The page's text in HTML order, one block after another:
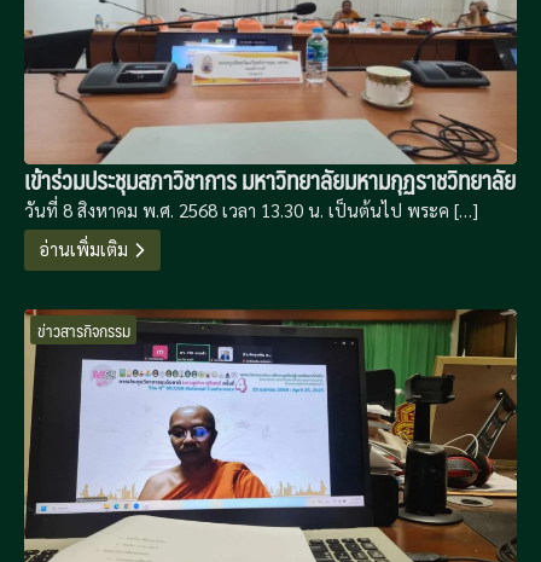
เข้าร่วมประชุมสภาวิชาการ มหาวิทยาลัยมหามกุฏราชวิทยาลัย
วันที่ 8 สิงหาคม พ.ศ. 2568 เวลา 13.30 น. เป็นต้นไป พระค […]
อ่านเพิ่มเติม
ข่าวสารกิจกรรม